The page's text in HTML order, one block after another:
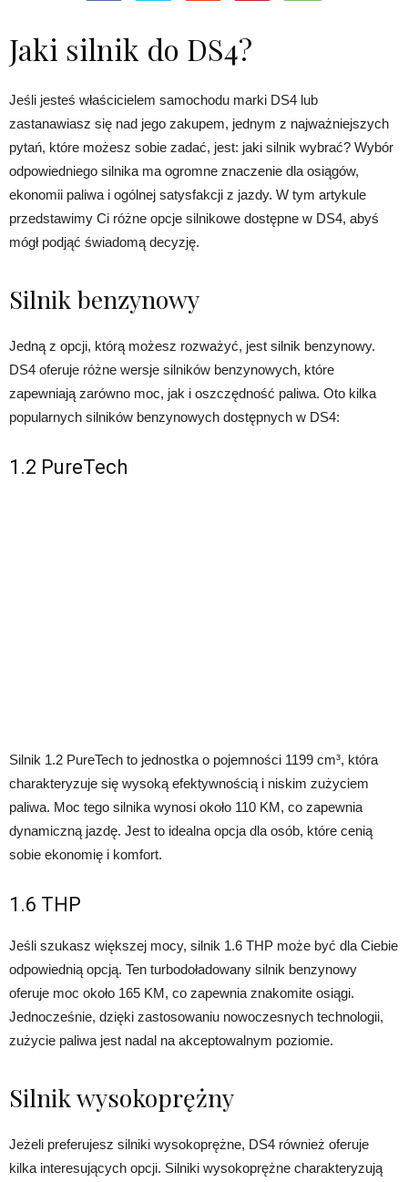
Jaki silnik do DS4?
Jeśli jesteś właścicielem samochodu marki DS4 lub
zastanawiasz się nad jego zakupem, jednym z najważniejszych
pytań, które możesz sobie zadać, jest: jaki silnik wybrać? Wybór
odpowiedniego silnika ma ogromne znaczenie dla osiągów,
ekonomii paliwa i ogólnej satysfakcji z jazdy. W tym artykule
przedstawimy Ci różne opcje silnikowe dostępne w DS4, abyś
mógł podjąć świadomą decyzję.
Silnik benzynowy
Jedną z opcji, którą możesz rozważyć, jest silnik benzynowy.
DS4 oferuje różne wersje silników benzynowych, które
zapewniają zarówno moc, jak i oszczędność paliwa. Oto kilka
popularnych silników benzynowych dostępnych w DS4:
1.2 PureTech
Silnik 1.2 PureTech to jednostka o pojemności 1199 cm³, która
charakteryzuje się wysoką efektywnością i niskim zużyciem
paliwa. Moc tego silnika wynosi około 110 KM, co zapewnia
dynamiczną jazdę. Jest to idealna opcja dla osób, które cenią
sobie ekonomię i komfort.
1.6 THP
Jeśli szukasz większej mocy, silnik 1.6 THP może być dla Ciebie
odpowiednią opcją. Ten turbodoładowany silnik benzynowy
oferuje moc około 165 KM, co zapewnia znakomite osiągi.
Jednocześnie, dzięki zastosowaniu nowoczesnych technologii,
zużycie paliwa jest nadal na akceptowalnym poziomie.
Silnik wysokoprężny
Jeżeli preferujesz silniki wysokoprężne, DS4 również oferuje
kilka interesujących opcji. Silniki wysokoprężne charakteryzują